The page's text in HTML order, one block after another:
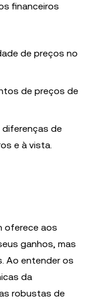
financeiros
de preços no
de preços de
de
e à vista.
oferece aos
ganhos, mas
Ao entender os
da
robustas de